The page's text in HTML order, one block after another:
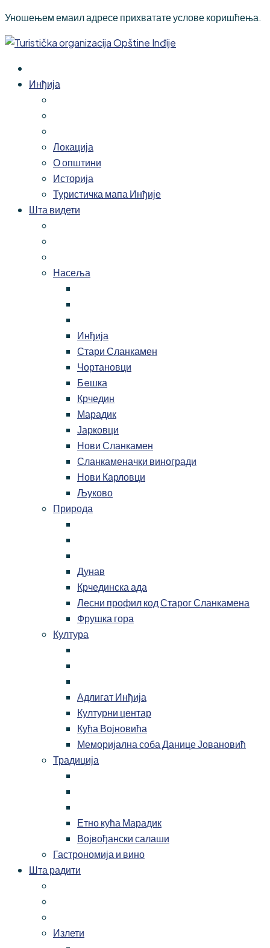
Уношењем емаил адресе прихватате услове коришћења.
Инђија
Локација
О општини
Историја
Туристичка мапа Инђије
Шта видети
Насеља
Инђија
Стари Сланкамен
Чортановци
Бeшка
Крчедин
Марадик
Јарковци
Нови Сланкамен
Сланкаменачки виногради
Нови Карловци
Љуково
Природа
Дунав
Крчединска ада
Лесни профил код Старог Сланкамена
Фрушка гора
Култура
Адлигат Инђија
Културни центар
Кућа Војновића
Меморијална соба Данице Јовановић
Традиција
Етно кућа Марадик
Војвођански салаши
Гастрономија и вино
Шта радити
Излети